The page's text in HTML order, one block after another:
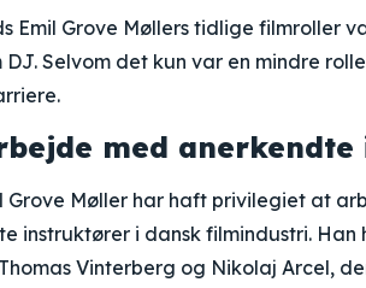
Emil Grove Møllers tidlige filmroller
DJ. Selvom det kun var en mindre
med
Grove Møller har haft privilegiet at
instruktører i dansk filmindustri.
Vinterberg og Nikolaj Arcel,